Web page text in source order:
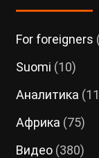
For foreigners
Suomi (10)
Аналитика
Африка (75)
Видео(380)